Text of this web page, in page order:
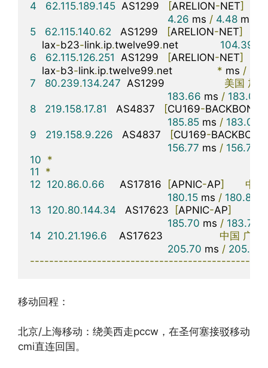
4
62.115.189.145
  AS1299
[ARELION-NET]
4.26 ms / 4.48 ms
5
62.115.140.62
   AS1299
[ARELION-NET]
    lax
-b23-link.ip.twelve99.net 104.39
6
62.115.126.251
  AS1299
[ARELION-NET]
    lax
-b3-link.ip.twelve99.net * ms /
7
80.239.134.247
  AS1299
美国 加
183.66 ms / 183.07
8
219.158.17.81
   AS4837
[CU169-BACKBONE
185.85 ms / 183.00
9
219.158.9.226
   AS4837
[CU169-BACKBONE
156.77 ms / 156.74
10 *
11
*
12 120.86.0.66
     AS17816
[APNIC-AP]
中国
180.15 ms / 180.86
13 120.80.144.34
   AS17623
[APNIC-AP]
185.70 ms / 183.74
14 210.21.196.6
    AS17623
中国 广东
205.70 ms / 205.56
移动回程：
北京/上海移动：绕美西走pccw，在圣何塞接驳移动
cmi直连回国。